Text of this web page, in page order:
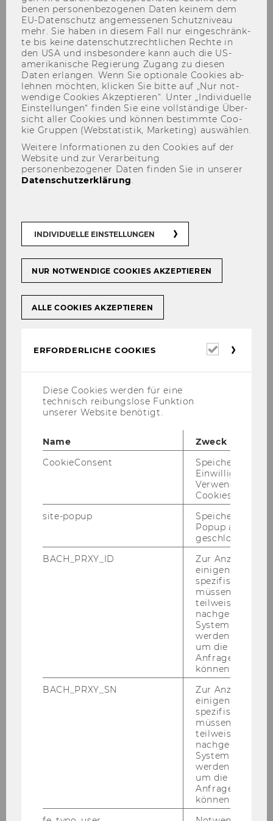
Yasemin Canbay
Yasemin Canbay, BSc (WU)
Pu­bli­ka­tio­nen mit WU-​
Affiliation
Team
Klaus Hirschler
Manuela Baumgartner
Victoria Ehrenhöfer
be­nen per­so­nen­be­zo­ge­nen Daten kei­nem dem
EU-​Datenschutz an­ge­mes­se­nen Schutz­ni­veau
mehr. Sie haben in die­sem Fall nur ein­ge­schränk­
te bis keine da­ten­schutz­recht­li­chen Rech­te in
den USA und ins­be­son­de­re kann auch die US-​
amerikanische Re­gie­rung Zu­gang zu die­sen
Daten er­lan­gen. Wenn Sie op­tio­na­le Coo­kies ab­
leh­nen möch­ten, kli­cken Sie bitte auf „Nur not­
wen­di­ge Coo­kies Ak­zep­tie­ren“. Unter „In­di­vi­du­el­le
Ein­stel­lun­gen“ fin­den Sie eine voll­stän­di­ge Über­
sicht aller Coo­kies und kön­nen be­stimm­te Coo­
kie Grup­pen (Web­sta­tis­tik, Mar­ke­ting) aus­wäh­len.
Weitere Informationen zu den Cookies auf der
Website und zur Verarbeitung
personenbezogener Daten finden Sie in unserer
Datenschutzerklärung
INDIVIDUELLE EINSTELLUNGEN
NUR NOTWENDIGE COOKIES AKZEPTIEREN
ALLE COOKIES AKZEPTIEREN
ERFORDERLICHE COOKIES
Diese Cookies werden für eine
technisch reibungslose Funktion
unserer Website benötigt.
Name
Zweck
CookieConsent
Speichert Ihre
Einwilligung zur
Verwendung von
Cookies.
site-popup
Speichert ob ein
Popup
geschlossen
BACH_PRXY_ID
Zur Anzeige von
einigen WU-
spezifischen
müssen
teilweise von
nachgelagerten
System
werden.
um die Antwort
Anfrage
können.
BACH_PRXY_SN
Zur Anzeige von
einigen WU-
spezifischen
müssen
teilweise von
nachgelagerten
System
werden.
um die Antwort
Anfrage
können.